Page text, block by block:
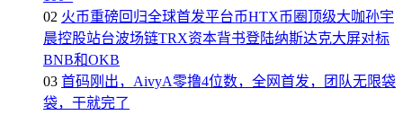
02 火币重磅回归全球首发平台币HTX币圈顶级大咖孙宇
晨控股站台波场链TRX资本背书登陆纳斯达克大屏对标
BNB和OKB
03 首码刚出，AivyA零撸4位数，全网首发，团队无限袋
袋，干就完了